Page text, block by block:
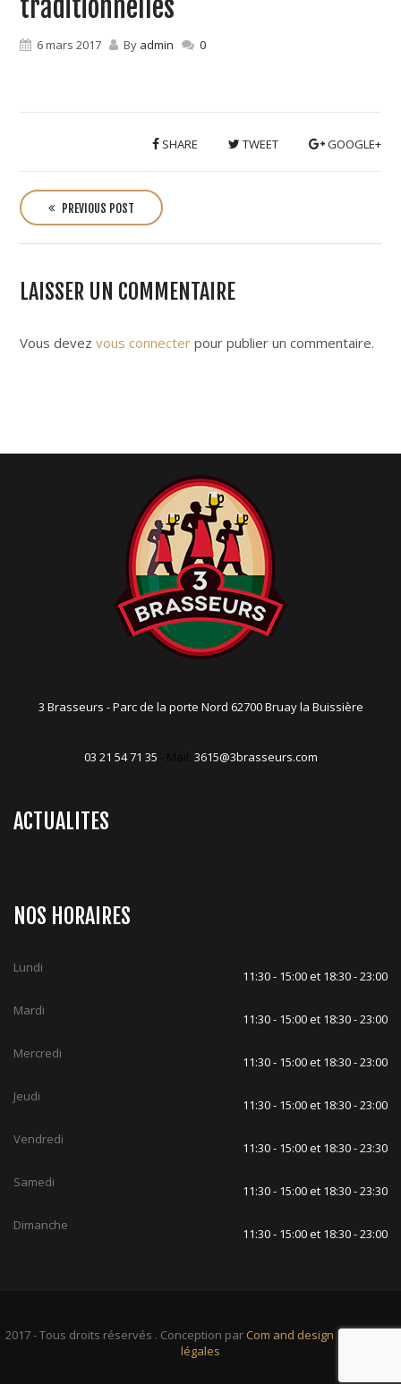
traditionnelles
6 mars 2017 By admin 0
SHARE TWEET GOOGLE+
o
s
t
n
a
i
o
PREVIOUS POST
LAISSER UN COMMENTAIRE
Vous devez vous connecterpour publier un commentaire.
3 Brasseurs - Parc de la porte Nord 62700 Bruay la Buissière
03 21 54 71 35 - Mail: 3615@3brasseurs.com
ACTUALITES
NOS HORAIRES
Lundi
11:30 - 15:00 et 18:30 - 23:00
Mardi
11:30 - 15:00 et 18:30 - 23:00
Mercredi
11:30 - 15:00 et 18:30 - 23:00
Jeudi
11:30 - 15:00 et 18:30 - 23:00
Vendredi
11:30 - 15:00 et 18:30 - 23:30
Samedi
11:30 - 15:00 et 18:30 - 23:30
Dimanche
11:30 - 15:00 et 18:30 - 23:00
2017 - Tous droits réservés . Conception par Com and design |
légales